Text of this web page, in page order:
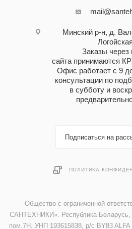
Минский р-н, д.
Заказы через
сайта принимаются
Офис работает с 9
консультации по
в субботу и
Подписаться на
ПОЛИТИКА
Общество с ограниченной
САНТЕХНИКИ». Республика Беларусь,
пом.7Н. УНП 193615838, р/с BY83 ALFA